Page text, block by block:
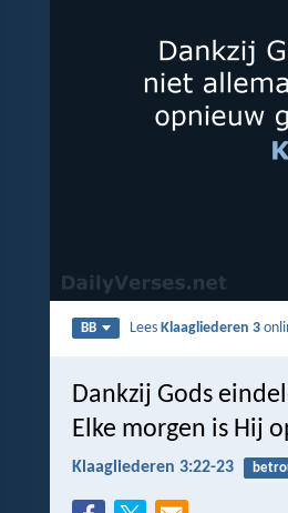
BB LeesKlaagliederen 3
Dankzij Gods
Elke morgen is Hij
Klaagliederen 3:22-23